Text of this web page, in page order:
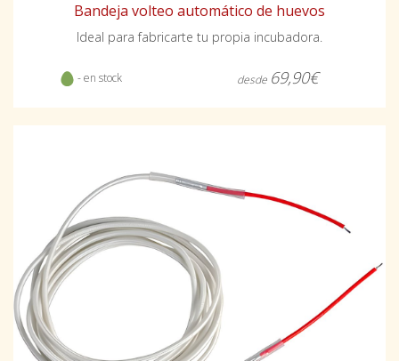
Bandeja volteo automático de huevos
Ideal para fabricarte tu propia incubadora.
- en stock desde 69,90€